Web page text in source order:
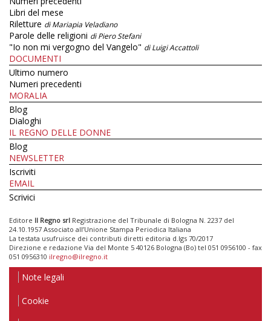
Libri del mese
Riletture di Mariapia Veladiano
Parole delle religioni di Piero Stefani
"Io non mi vergogno del Vangelo" di Luigi Accattoli
DOCUMENTI
Ultimo numero
Numeri precedenti
MORALIA
Blog
Dialoghi
IL REGNO DELLE DONNE
Blog
NEWSLETTER
Iscriviti
EMAIL
Scrivici
Editore Il Regno srl Registrazione del Tribunale di Bologna N. 2237 del
24.10.1957 Associato all’Unione Stampa Periodica Italiana
La testata usufruisce dei contributi diretti editoria d.lgs 70/2017
Direzione e redazione Via del Monte 5 40126 Bologna (Bo) tel 051 0956100 - fax
051 0956310 ilregno@ilregno.it
Note legali
Cookie